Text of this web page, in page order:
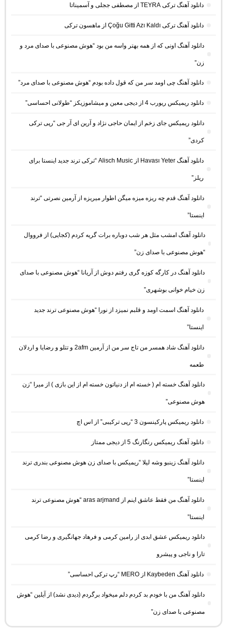
دانلود آهنگ ترکی TEYRA از مصطفی ججلی و آسمیناتا
دانلود آهنگ ترکی Çoğu Gitti Azı Kaldı از ماهسون ترکی
دانلود آهنگ اونی که از همه بهتر واسه من بود “هوش مصنوعی با صدای مرد و
زن”
دانلود آهنگ چی اومد سر من که قول داده بودم “هوش مصنوعی با صدای مرد”
دانلود ریمیکس ریورب 4 از دیجی معین و میشاموزیکز “طولانی احساسی”
دانلود ریمیکس جای زخم از ایمان حاجی نژاد و آرین ای آر جی “رپی ترکی
کردی”
دانلود آهنگ Havası Yeter از Alisch Music “ترکی ترند جدید اینستا برای
ریلز”
دانلود آهنگ ﻗﺪم ﭼﻪ رﻳﺰه ﻣﻴﺰه ﻣﻴﮕﻦ اﻃﻮار ﻣﻴﺮﻳﺰه از آرمین نصرتی “ترند
اینستا”
دانلود آهنگ امشب مثل هر شب دوباره برات گریه کردم (کجایی) از فرووال
“هوش مصنوعی با صدای زن”
دانلود آهنگ در کارگه کوزه گری رفتم دوش از آریانا “هوش مصنوعی با صدای
زن خیام خوانی بوشهری”
دانلود آهنگ اسمت اومد و قلبم نمیزد از نورا “هوش مصنوعی ترند جدید
اینستا”
دانلود آهنگ شاد همسر من تاج سر من از آرمین 2afm و تتلو و رضایا و اردلان
طعمه
دانلود آهنگ خسته ام ( خسته ام از دنیاتون خسته ام از این بازی ) از میرا “زن
هوش مصنوعی”
دانلود ریمیکس پارکینسون 3 “رپی ترکیبی” از اس اچ
دانلود آهنگ ریمیکس رنگارنگ 5 از دیجی ممتاز
دانلود آهنگ زینبو وشه لیلا “ریمیکس با صدای زن هوش مصنوعی بندری ترند
اینستا”
دانلود آهنگ من فقط عاشق اینم از aras arjmand “هوش مصنوعی ترند
اینستا”
دانلود ریمیکس عشق ابدی از رامین کرمی و فرهاد جهانگیری و رضا کرمی
تارا و ناجی و پیشرو
دانلود آهنگ Kaybeden از MERO “رپ ترکی احساسی”
دانلود آهنگ من با خودم بد کردم دلم میخواد برگردم (دیدی نشد) از آیلین “هوش
مصنوعی با صدای زن”